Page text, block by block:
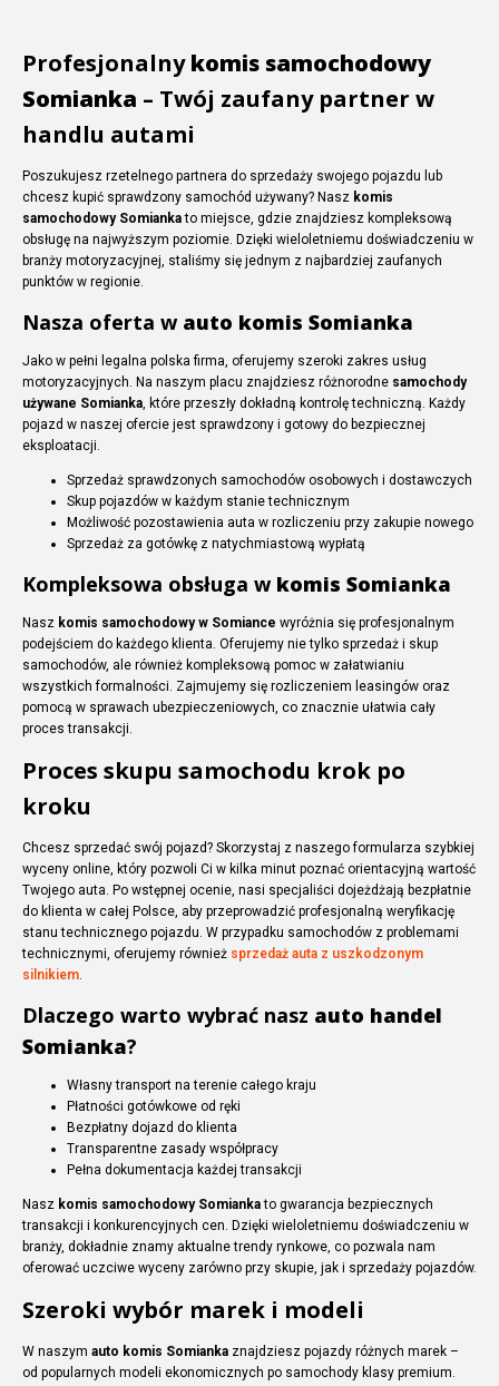
Profesjonalnykomis samochodowy
Somianka – Twój zaufany partner w
handlu autami
Poszukujesz rzetelnego partnera do sprzedaży swojego pojazdu lub
chcesz kupić sprawdzony samochód używany? Nasz komis
samochodowy Somiankato miejsce, gdzie znajdziesz kompleksową
obsługę na najwyższym poziomie. Dzięki wieloletniemu doświadczeniu w
branży motoryzacyjnej, staliśmy się jednym z najbardziej zaufanych
punktów w regionie.
Nasza oferta w auto komis Somianka
Jako w pełni legalna polska firma, oferujemy szeroki zakres usług
motoryzacyjnych. Na naszym placu znajdziesz różnorodne samochody
używane Somianka, które przeszły dokładną kontrolę techniczną. Każdy
pojazd w naszej ofercie jest sprawdzony i gotowy do bezpiecznej
eksploatacji.
Sprzedaż sprawdzonych samochodów osobowych i dostawczych
Skup pojazdów w każdym stanie technicznym
Możliwość pozostawienia auta w rozliczeniu przy zakupie nowego
Sprzedaż za gotówkę z natychmiastową wypłatą
Kompleksowa obsługa w komis Somianka
Nasz komis samochodowy w Somiance wyróżnia się profesjonalnym
podejściem do każdego klienta. Oferujemy nie tylko sprzedaż i skup
samochodów, ale również kompleksową pomoc w załatwianiu
wszystkich formalności. Zajmujemy się rozliczeniem leasingów oraz
pomocą w sprawach ubezpieczeniowych, co znacznie ułatwia cały
proces transakcji.
Proces skupu samochodu krok po
kroku
Chcesz sprzedać swój pojazd? Skorzystaj z naszego formularza szybkiej
wyceny online, który pozwoli Ci w kilka minut poznać orientacyjną wartość
Twojego auta. Po wstępnej ocenie, nasi specjaliści dojeżdżają bezpłatnie
do klienta w całej Polsce, aby przeprowadzić profesjonalną weryfikację
stanu technicznego pojazdu. W przypadku samochodów z problemami
technicznymi, oferujemy również sprzedaż auta z uszkodzonym
silnikiem.
Dlaczego warto wybrać nasz auto handel
Somianka?
Własny transport na terenie całego kraju
Płatności gotówkowe od ręki
Bezpłatny dojazd do klienta
Transparentne zasady współpracy
Pełna dokumentacja każdej transakcji
Nasz komis samochodowy Somiankato gwarancja bezpiecznych
transakcji i konkurencyjnych cen. Dzięki wieloletniemu doświadczeniu w
branży, dokładnie znamy aktualne trendy rynkowe, co pozwala nam
oferować uczciwe wyceny zarówno przy skupie, jak i sprzedaży pojazdów.
Szeroki wybór marek i modeli
W naszym auto komis Somianka znajdziesz pojazdy różnych marek –
od popularnych modeli ekonomicznych po samochody klasy premium.